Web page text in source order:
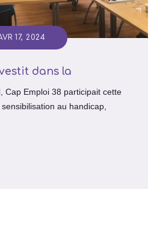
17, 2024
dans la
Cap Emploi 38 participait cette
au handicap,